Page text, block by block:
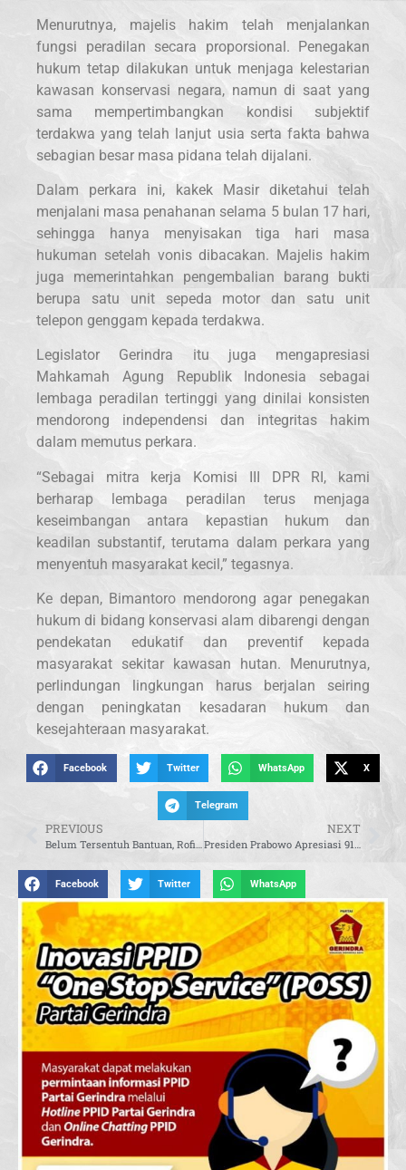
Menurutnya, majelis hakim telah menjalankan
fungsi peradilan secara proporsional. Penegakan
hukum tetap dilakukan untuk menjaga kelestarian
kawasan konservasi negara, namun di saat yang
sama mempertimbangkan kondisi subjektif
terdakwa yang telah lanjut usia serta fakta bahwa
sebagian besar masa pidana telah dijalani.
Dalam perkara ini, kakek Masir diketahui telah
menjalani masa penahanan selama 5 bulan 17 hari,
sehingga hanya menyisakan tiga hari masa
hukuman setelah vonis dibacakan. Majelis hakim
juga memerintahkan pengembalian barang bukti
berupa satu unit sepeda motor dan satu unit
telepon genggam kepada terdakwa.
Legislator Gerindra itu juga mengapresiasi
Mahkamah Agung Republik Indonesia sebagai
lembaga peradilan tertinggi yang dinilai konsisten
mendorong independensi dan integritas hakim
dalam memutus perkara.
“Sebagai mitra kerja Komisi III DPR RI, kami
berharap lembaga peradilan terus menjaga
keseimbangan antara kepastian hukum dan
keadilan substantif, terutama dalam perkara yang
menyentuh masyarakat kecil,” tegasnya.
Ke depan, Bimantoro mendorong agar penegakan
hukum di bidang konservasi alam dibarengi dengan
pendekatan edukatif dan preventif kepada
masyarakat sekitar kawasan hutan. Menurutnya,
perlindungan lingkungan harus berjalan seiring
dengan peningkatan kesadaran hukum dan
kesejahteraan masyarakat.
Facebook Twitter WhatsApp X
Telegram
PREVIOUS NEXT
Facebook Twitter WhatsApp